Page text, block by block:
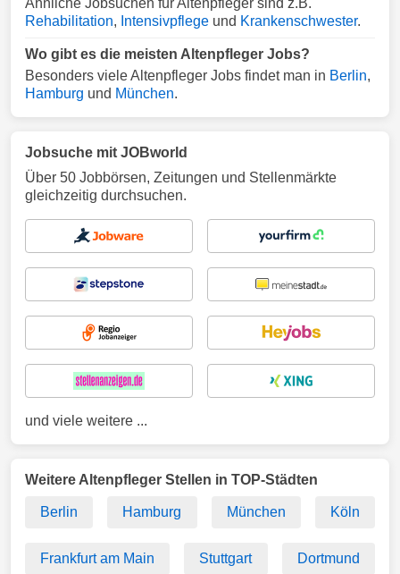
Ähnliche Jobsuchen für Altenpfleger sind z.B.
Rehabilitation, Intensivpflege und Krankenschwester.
Wo gibt es die meisten Altenpfleger Jobs?
Besonders viele Altenpfleger Jobs findet man in Berlin,
Hamburg und München.
Jobsuche mit JOBworld
Über 50 Jobbörsen, Zeitungen und Stellenmärkte
gleichzeitig durchsuchen.
und viele weitere ...
Weitere Altenpfleger Stellen in TOP-Städten
Berlin Hamburg München Köln
Frankfurt am Main Stuttgart Dortmund